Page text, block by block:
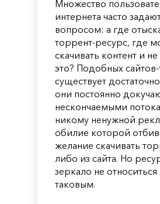
Множество
интернета часто
вопросом: а где
торрент-ресурс, где
скачивать контент и не
это? Подобных
существует
они постоянно
нескончаемыми
никому ненужной
обилие которой
желание скачивать
либо из сайта. Но
зеркало не относиться
таковым.